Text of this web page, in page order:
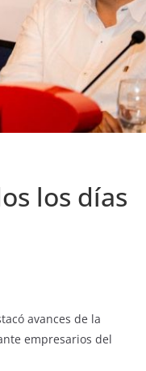
los días
avances de la
empresarios del